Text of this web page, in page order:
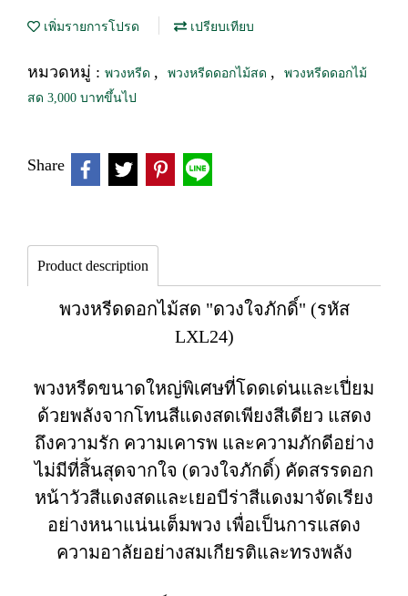
เพิ่มรายการโปรด เปรียบเทียบ
หมวดหมู่ : พวงหรีด , พวงหรีดดอกไม้สด ,
พวงหรีดดอกไม้
สด 3,000 บาทขึ้นไป
Share
Product description
พวงหรีดดอกไม้สด "ดวงใจภักดิ์" (รหัส
LXL24)
พวงหรีดขนาดใหญ่พิเศษที่โดดเด่นและเปี่ยม
ด้วยพลังจากโทนสีแดงสดเพียงสีเดียว แสดง
ถึงความรัก ความเคารพ และความภักดีอย่าง
ไม่มีที่สิ้นสุดจากใจ (ดวงใจภักดิ์) คัดสรรดอก
หน้าวัวสีแดงสดและเยอบีร่าสีแดงมาจัดเรียง
อย่างหนาแน่นเต็มพวง เพื่อเป็นการแสดง
ความอาลัยอย่างสมเกียรติและทรงพลัง